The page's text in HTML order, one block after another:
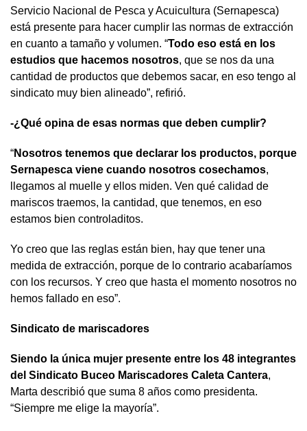
Servicio Nacional de Pesca y Acuicultura (Sernapesca)
está presente para hacer cumplir las normas de extracción
en cuanto a tamaño y volumen. “Todo eso está en los
estudios que hacemos nosotros, que se nos da una
cantidad de productos que debemos sacar, en eso tengo al
sindicato muy bien alineado”, refirió.
-¿Qué opina de esas normas que deben cumplir?
“Nosotros tenemos que declarar los productos, porque
Sernapesca viene cuando nosotros cosechamos,
llegamos al muelle y ellos miden. Ven qué calidad de
mariscos traemos, la cantidad, que tenemos, en eso
estamos bien controladitos.
Yo creo que las reglas están bien, hay que tener una
medida de extracción, porque de lo contrario acabaríamos
con los recursos. Y creo que hasta el momento nosotros no
hemos fallado en eso”.
Sindicato de mariscadores
Siendo la única mujer presente entre los 48 integrantes
del Sindicato Buceo Mariscadores Caleta Cantera,
Marta describió que suma 8 años como presidenta.
“Siempre me elige la mayoría”.